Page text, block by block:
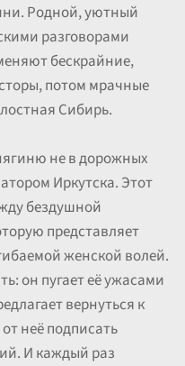
Родной, уютный
разговорами
бескрайние,
потом мрачные
Сибирь.
не в дорожных
Иркутска. Этот
бездушной
представляет
женской волей.
он пугает её ужасами
вернуться к
неё подписать
И каждый раз